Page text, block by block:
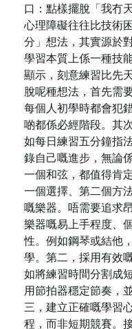
口：點樣擺脫「我冇
心理障礙往往比技術
分」想法，其實源於
學習本質上係一種技
顯示，刻意練習比先
脫呢種想法，首先需
每個人初學時都會犯
啲都係必經階段。其
如每日練習五分鐘指
錄自己嘅進步，無論
一個和弦，都值得肯
一個選擇、第二個方
嘅樂器。唔需要追求
樂器嘅易上手程度、
性。例如鋼琴或結他
學。第二，採用有效
如將練習時間分割成
用節拍器穩定節奏，
三，建立正確嘅學習
程，而非短期競賽。